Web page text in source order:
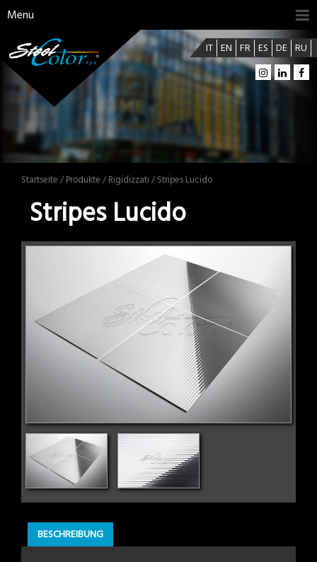
Menu
IT EN FR ES DE RU
Startseite /Produkte /Rigidizzati / Stripes Lucido
Stripes Lucido
BESCHREIBUNG